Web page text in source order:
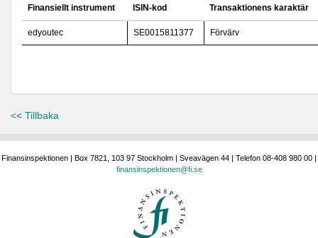
Finansiellt instrument ISIN-kod Transaktionens karaktär
edyoutec SE0015811377 Förvärv
<< Tillbaka
Finansinspektionen | Box 7821, 103 97 Stockholm | Sveavägen 44 | Telefon 08-408 980 00 |
finansinspektionen@fi.se